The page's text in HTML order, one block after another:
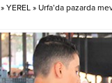
» YEREL » Urfa’da pazarda